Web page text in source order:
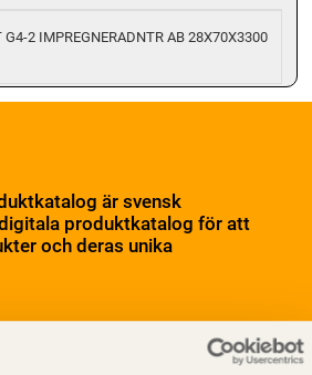
G4-2 IMPREGNERADNTR AB 28X70X3300
är svensk
produktkatalog för att
och deras unika